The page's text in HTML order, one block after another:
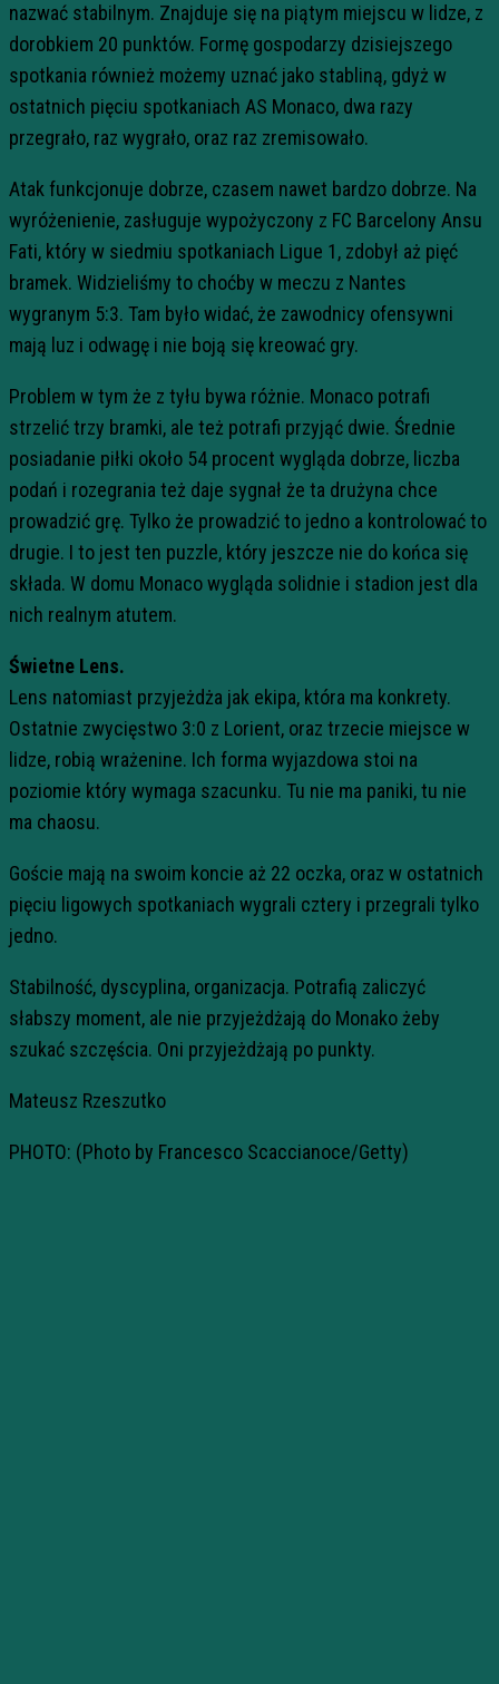
nazwać stabilnym. Znajduje się na piątym miejscu w lidze, z
dorobkiem 20 punktów. Formę gospodarzy dzisiejszego
spotkania również możemy uznać jako stabliną, gdyż w
ostatnich pięciu spotkaniach AS Monaco, dwa razy
przegrało, raz wygrało, oraz raz zremisowało.
Atak funkcjonuje dobrze, czasem nawet bardzo dobrze. Na
wyróżenienie, zasługuje wypożyczony z FC Barcelony Ansu
Fati, który w siedmiu spotkaniach Ligue 1, zdobył aż pięć
bramek. Widzieliśmy to choćby w meczu z Nantes
wygranym 5:3. Tam było widać, że zawodnicy ofensywni
mają luz i odwagę i nie boją się kreować gry.
Problem w tym że z tyłu bywa różnie. Monaco potrafi
strzelić trzy bramki, ale też potrafi przyjąć dwie. Średnie
posiadanie piłki około 54 procent wygląda dobrze, liczba
podań i rozegrania też daje sygnał że ta drużyna chce
prowadzić grę. Tylko że prowadzić to jedno a kontrolować to
drugie. I to jest ten puzzle, który jeszcze nie do końca się
składa. W domu Monaco wygląda solidnie i stadion jest dla
nich realnym atutem.
Świetne Lens.
Lens natomiast przyjeżdża jak ekipa, która ma konkrety.
Ostatnie zwycięstwo 3:0 z Lorient, oraz trzecie miejsce w
lidze, robią wrażenine. Ich forma wyjazdowa stoi na
poziomie który wymaga szacunku. Tu nie ma paniki, tu nie
ma chaosu.
Goście mają na swoim koncie aż 22 oczka, oraz w ostatnich
pięciu ligowych spotkaniach wygrali cztery i przegrali tylko
jedno.
Stabilność, dyscyplina, organizacja. Potrafią zaliczyć
słabszy moment, ale nie przyjeżdżają do Monako żeby
szukać szczęścia. Oni przyjeżdżają po punkty.
Mateusz Rzeszutko
PHOTO: (Photo by Francesco Scaccianoce/Getty)